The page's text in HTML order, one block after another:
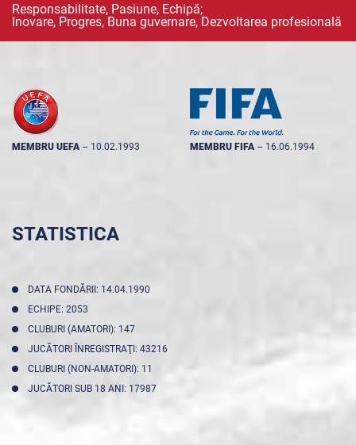
Responsabilitate, Pasiune, Echipă;
Inovare, Progres, Buna guvernare, Dezvoltarea profesională
MEMBRU UEFA -- 10.02.1993 MEMBRU FIFA -- 16.06.1994
STATISTICA
DATA FONDĂRII: 14.04.1990
ECHIPE: 2053
CLUBURI (AMATORI): 147
JUCĂTORI ÎNREGISTRAŢI: 43216
CLUBURI (NON-AMATORI): 11
JUCĂTORI SUB 18 ANI: 17987